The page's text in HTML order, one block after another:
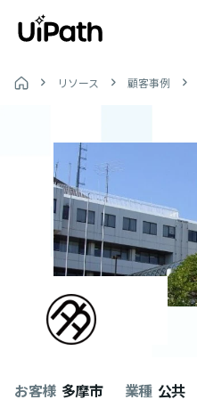
リソース 顧客事例
お客様 多摩市 業種 公共